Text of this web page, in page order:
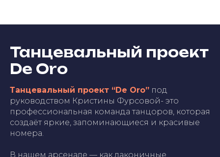
Танцевальный проект
De Oro
Танцевальный проект “De Oro” под
руководством Кристины Фурсовой- это
профессиональная команда танцоров, которая
создаёт яркие, запоминающиеся и красивые
номера.
В нашем арсенале — как лаконичные